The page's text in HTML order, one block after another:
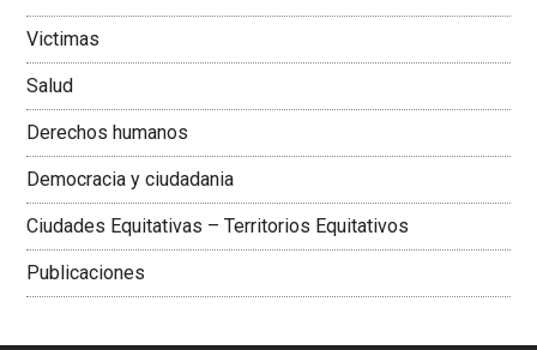
Victimas
Salud
Derechos humanos
Democracia y ciudadania
Ciudades Equitativas – Territorios Equitativos
Publicaciones